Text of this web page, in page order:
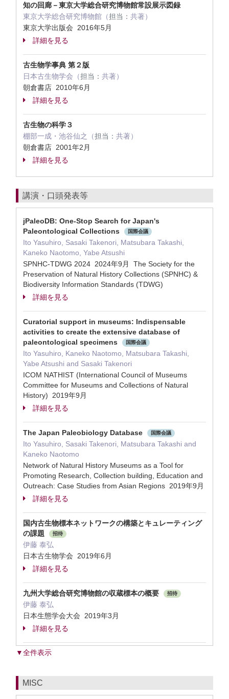
知の回廊－東京大学総合研究博物館常設展示図録
東京大学総合研究博物館（担当： 共著）
東京大学出版会 2016年5月
詳細を見る
古生物学事典 第２版
日本古生物学会（担当： 共著）
朝倉書店 2010年6月
詳細を見る
古生物の科学３
棚部一成・池谷仙之（担当： 共著）
朝倉書店 2001年2月
詳細を見る
講演・口頭発表等
jPaleoDB: One-Stop Search for Japan's
Paleontological Collections
国際会議
Ito Yasuhiro, Sasaki Takenori, Matsubara Takashi,
Kaneko Naotomo, Yabe Atsushi
SPNHC-TDWG 2024 2024年9月 The Society for the
Preservation of Natural History Collections (SPNHC) &
Biodiversity Information Standards (TDWG)
詳細を見る
Curatorial support in museums: Indispensable
activities to create the extensive database of
paleontological specimens
国際会議
Ito Yasuhiro, Kaneko Naotomo, Matsubara Takashi,
Yabe Atsushi and Sasaki Takenori
ICOM NATHIST (International Council of Museums
Committee for Museums and Collections of Natural
History) 2019年9月
詳細を見る
The Japan Paleobiology Database 国際会議
Ito Yasuhiro, Sasaki Takenori, Matsubara Takashi and
Kaneko Naotomo
Network of Natural History Museums as a Tool for
Promoting Research, Collection building, Education and
Outreach: Case Studies from Asian Regions 2019年9月
詳細を見る
国内古生物標本ネットワークの構築とキュレーティング
の課題
招待
伊藤 泰弘
日本古生物学会 2019年6月
詳細を見る
九州大学総合研究博物館の収蔵標本の概要 招待
伊藤 泰弘
日本生態学会大会 2019年3月
詳細を見る
▼全件表示
MISC